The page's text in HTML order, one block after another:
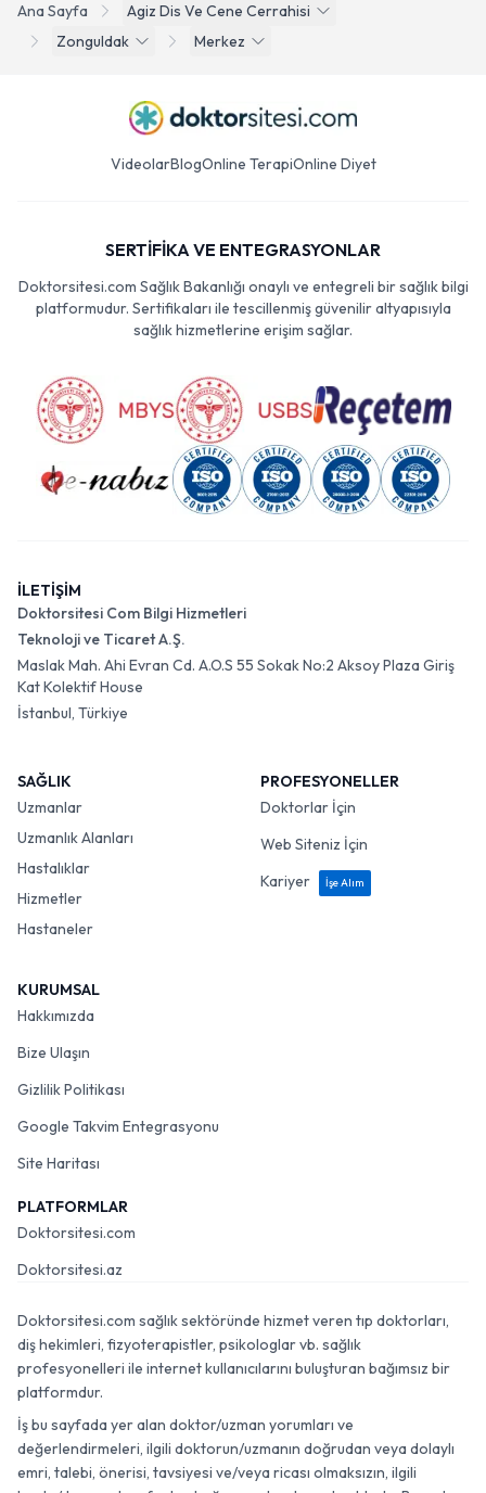
Ana Sayfa
Agiz Dis Ve Cene Cerrahisi
Zonguldak
Merkez
VideolarBlogOnline TerapiOnline Diyet
SERTİFİKA VE ENTEGRASYONLAR
Doktorsitesi.com Sağlık Bakanlığı onaylı ve entegreli bir sağlık bilgi
platformudur. Sertifikaları ile tescillenmiş güvenilir altyapısıyla
sağlık hizmetlerine erişim sağlar.
İLETİŞİM
Doktorsitesi Com Bilgi Hizmetleri
Teknoloji ve Ticaret A.Ş.
Maslak Mah. Ahi Evran Cd. A.O.S 55 Sokak No:2 Aksoy Plaza Giriş
Kat Kolektif House
İstanbul, Türkiye
SAĞLIK
Uzmanlar
Uzmanlık Alanları
Hastalıklar
Hizmetler
Hastaneler
PROFESYONELLER
Doktorlar İçin
Web Siteniz İçin
Kariyer
İşe Alım
KURUMSAL
Hakkımızda
Bize Ulaşın
Gizlilik Politikası
Google Takvim Entegrasyonu
Site Haritası
PLATFORMLAR
Doktorsitesi.com
Doktorsitesi.az
Doktorsitesi.com sağlık sektöründe hizmet veren tıp doktorları,
diş hekimleri, fizyoterapistler, psikologlar vb. sağlık
profesyonelleri ile internet kullanıcılarını buluşturan bağımsız bir
platformdur.
İş bu sayfada yer alan doktor/uzman yorumları ve
değerlendirmeleri, ilgili doktorun/uzmanın doğrudan veya dolaylı
emri, talebi, önerisi, tavsiyesi ve/veya ricası olmaksızın, ilgili